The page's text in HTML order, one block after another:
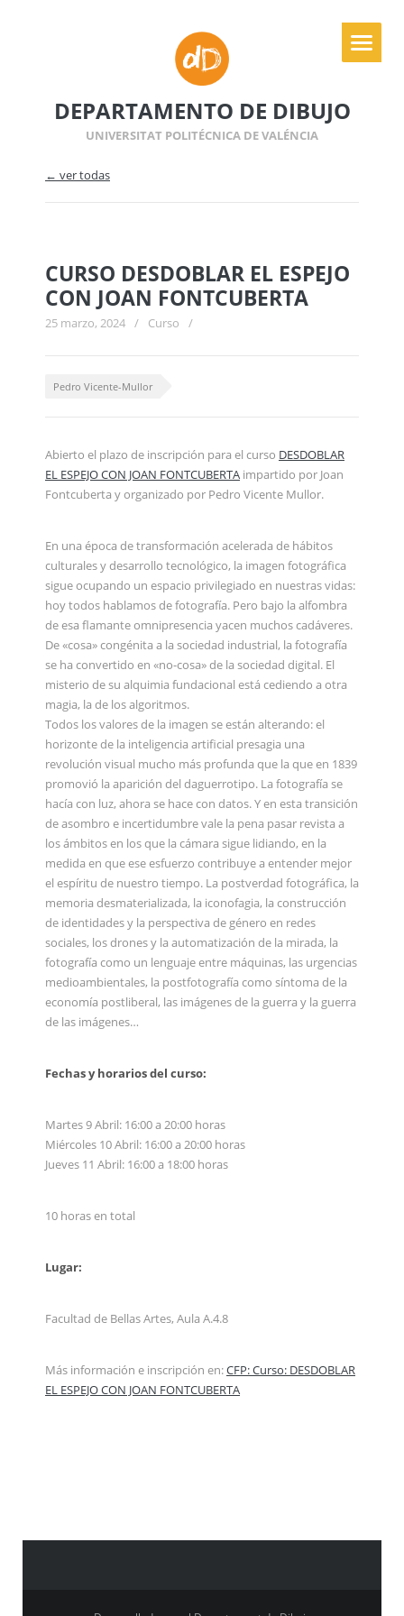
DEPARTAMENTO DE DIBUJO
UNIVERSITAT POLITÉCNICA DE VALÉNCIA
← ver todas
CURSO DESDOBLAR EL ESPEJO
CON JOAN FONTCUBERTA
25 marzo, 2024 / Curso /
Pedro Vicente-Mullor
Abierto el plazo de inscripción para el curso DESDOBLAR
EL ESPEJO CON JOAN FONTCUBERTA impartido por Joan
Fontcuberta y organizado por Pedro Vicente Mullor.
En una época de transformación acelerada de hábitos
culturales y desarrollo tecnológico, la imagen fotográfica
sigue ocupando un espacio privilegiado en nuestras vidas:
hoy todos hablamos de fotografía. Pero bajo la alfombra
de esa flamante omnipresencia yacen muchos cadáveres.
De «cosa» congénita a la sociedad industrial, la fotografía
se ha convertido en «no-cosa» de la sociedad digital. El
misterio de su alquimia fundacional está cediendo a otra
magia, la de los algoritmos.
Todos los valores de la imagen se están alterando: el
horizonte de la inteligencia artificial presagia una
revolución visual mucho más profunda que la que en 1839
promovió la aparición del daguerrotipo. La fotografía se
hacía con luz, ahora se hace con datos. Y en esta transición
de asombro e incertidumbre vale la pena pasar revista a
los ámbitos en los que la cámara sigue lidiando, en la
medida en que ese esfuerzo contribuye a entender mejor
el espíritu de nuestro tiempo. La postverdad fotográfica, la
memoria desmaterializada, la iconofagia, la construcción
de identidades y la perspectiva de género en redes
sociales, los drones y la automatización de la mirada, la
fotografía como un lenguaje entre máquinas, las urgencias
medioambientales, la postfotografía como síntoma de la
economía postliberal, las imágenes de la guerra y la guerra
de las imágenes…
Fechas y horarios del curso:
Martes 9 Abril: 16:00 a 20:00 horas
Miércoles 10 Abril: 16:00 a 20:00 horas
Jueves 11 Abril: 16:00 a 18:00 horas
10 horas en total
Lugar:
Facultad de Bellas Artes, Aula A.4.8
Más información e inscripción en:CFP: Curso: DESDOBLAR
EL ESPEJO CON JOAN FONTCUBERTA